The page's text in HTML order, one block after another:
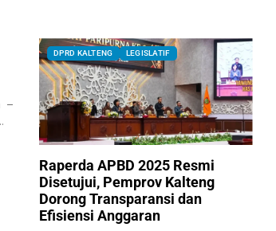
–
DPRD KALTENG LEGISLATIF
Raperda APBD 2025 Resmi
Disetujui, Pemprov Kalteng
Dorong Transparansi dan
Efisiensi Anggaran